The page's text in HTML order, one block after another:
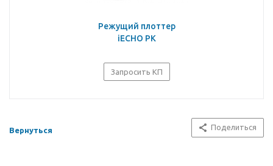
Режущий плоттер
iECHO PK
Запросить КП
Вернуться Поделиться